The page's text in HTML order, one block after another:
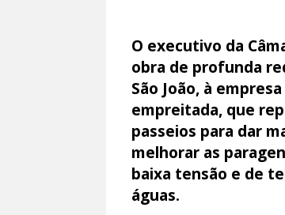
O executivo da
obra de profunda
São João, à
empreitada, que
passeios para dar
melhorar as
baixa tensão e de
águas.